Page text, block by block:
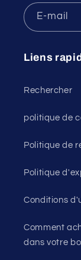
E-mail
Liens
Rechercher
politique de
Politique de
Politique
Conditions
Comment
dans votre